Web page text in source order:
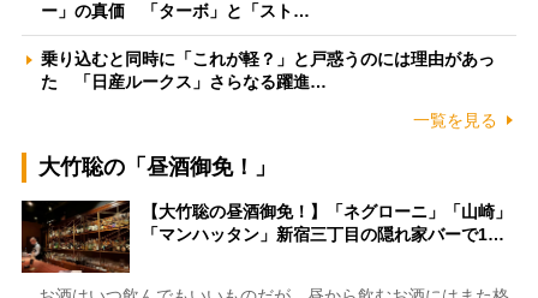
ー」の真価 「ターボ」と「スト…
乗り込むと同時に「これが軽？」と戸惑うのには理由があっ
た 「日産ルークス」さらなる躍進…
一覧を見る
大竹聡の「昼酒御免！」
【大竹聡の昼酒御免！】「ネグローニ」「山崎」
「マンハッタン」新宿三丁目の隠れ家バーで1…